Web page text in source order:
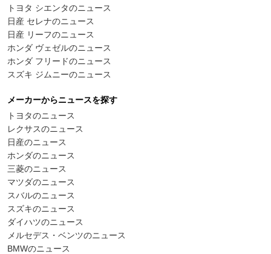
トヨタ シエンタのニュース
日産 セレナのニュース
日産 リーフのニュース
ホンダ ヴェゼルのニュース
ホンダ フリードのニュース
スズキ ジムニーのニュース
メーカーからニュースを探す
トヨタのニュース
レクサスのニュース
日産のニュース
ホンダのニュース
三菱のニュース
マツダのニュース
スバルのニュース
スズキのニュース
ダイハツのニュース
メルセデス・ベンツのニュース
BMWのニュース